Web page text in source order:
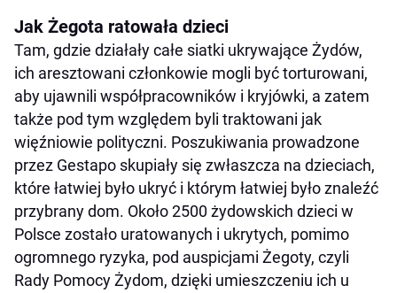
Jak Żegota ratowała dzieci
Tam, gdzie działały całe siatki ukrywające Żydów,
ich aresztowani członkowie mogli być torturowani,
aby ujawnili współpracowników i kryjówki, a zatem
także pod tym względem byli traktowani jak
więźniowie polityczni. Poszukiwania prowadzone
przez Gestapo skupiały się zwłaszcza na dzieciach,
które łatwiej było ukryć i którym łatwiej było znaleźć
przybrany dom. Około 2500 żydowskich dzieci w
Polsce zostało uratowanych i ukrytych, pomimo
ogromnego ryzyka, pod auspicjami Żegoty, czyli
Rady Pomocy Żydom, dzięki umieszczeniu ich u